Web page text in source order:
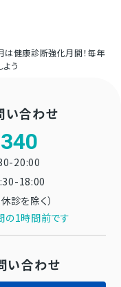
は健康診断強化月間！毎年
う
い合わせ
20:00
18:00
診を除く）
1時間前です
い合わせ